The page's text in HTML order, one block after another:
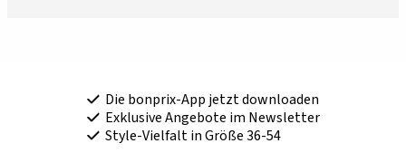
Die bonprix-App jetzt downloaden
Exklusive Angebote im Newsletter
Style-Vielfalt in Größe 36-54